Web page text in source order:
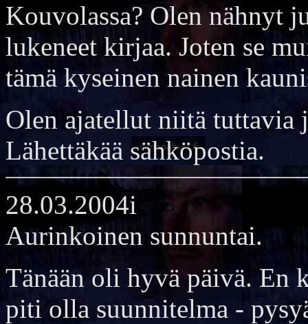
Kouvolassa? Olen nähnyt
lukeneet kirjaa. Joten se
tämä kyseinen nainen
Olen ajatellut niitä
Lähettäkää sähköpostia.
28.03.2004i
Aurinkoinen sunnuntai.
Tänään oli hyvä päivä. En
piti olla suunnitelma -